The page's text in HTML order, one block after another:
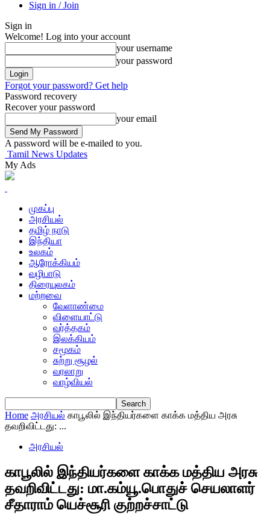
Sign in / Join
Sign in
Welcome! Log into your account
your username
your password
Forgot your password? Get help
Password recovery
Recover your password
your email
A password will be e-mailed to you.
Tamil News Updates
My Ads
முகப்பு
அரசியல்
தமிழ் நாடு
இந்தியா
உலகம்
ஆரோக்கியம்
வழிபாடு
திரையுலகம்
மற்றவை
வேளாண்மை
விளையாட்டு
வர்த்தகம்
இலக்கியம்
சமூகம்
சுற்று சூழல்
வரலாறு
வாழ்வியல்
Home அரசியல் காபூலில் இந்தியர்களை காக்க மத்திய அரசு
தவறிவிட்டது: ...
அரசியல்
காபூலில் இந்தியர்களை காக்க மத்திய அரசு
தவறிவிட்டது: மா.கம்யூ.பொதுச் செயலாளர்
சீதாராம் யெச்சூரி குற்றச்சாட்டு